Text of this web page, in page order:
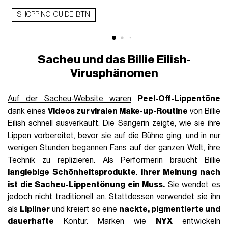
SHOPPING_GUIDE_BTN
Sacheu und das Billie Eilish-
Virusphänomen
Auf der Sacheu-Website waren
Peel-Off-Lippentöne
dank eines Videos zur viralen Make-up-Routine von Billie
Eilish schnell ausverkauft. Die Sängerin zeigte, wie sie ihre
Lippen vorbereitet, bevor sie auf die Bühne ging, und in nur
wenigen Stunden begannen Fans auf der ganzen Welt, ihre
Technik zu replizieren. Als Performerin braucht Billie
langlebige Schönheitsprodukte.
Ihrer Meinung nach
ist dieSacheu-Lippentönung ein Muss. Sie wendet es
jedoch nicht traditionell an. Stattdessen verwendet sie ihn
als Liplinerund kreiert so eine nackte, pigmentierte und
dauerhafte Kontur. Marken wie NYXentwickeln